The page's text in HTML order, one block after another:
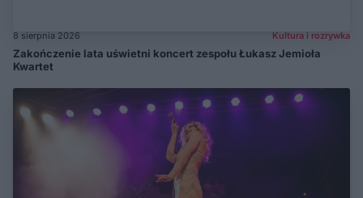
8 sierpnia 2026 Kultura i rozrywka
Zakończenie lata uświetni koncert zespołu Łukasz Jemioła
Kwartet